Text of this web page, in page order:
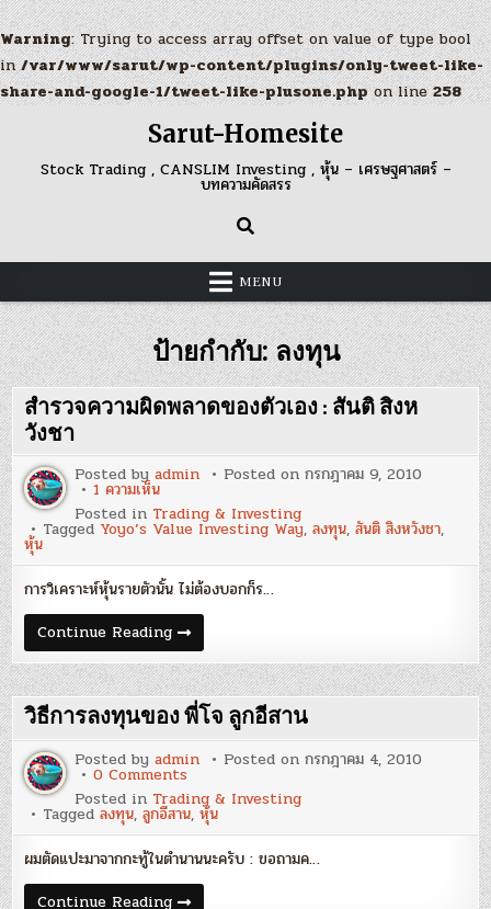
Warning: Trying to access array offset on value of type bool
in/var/www/sarut/wp-content/plugins/only-tweet-like-
share-and-google-1/tweet-like-plusone.phpon line258
content
Sarut-Homesite
Stock Trading , CANSLIM Investing , หุ้น – เศรษฐศาสตร์ –
บทความคัดสรร
MENU
ป้ายกำกับ:ลงทุน
สำรวจความผิดพลาดของตัวเอง : สันติ สิงห
วังชา
Posted byadmin Posted onกรกฎาคม 9, 2010
1 ความเห็นบน
สำรวจ
ความ
ผิด
ของ
ตัว
เอง
:
สันติ
สิงห
วังชา
Posted in Trading & Investing
Tagged Yoyo’s Value Investing Way,ลงทุน,สันติ สิงหวังชา,
หุ้น
การวิเคราะห์หุ้นรายตัวนั้น ไม่ต้องบอกก็ร…
Continue Readingสำรวจ
ความ
ผิด
พลาด
ของ
ตัว
เอง
:
สันติ
สิงห
วังชา
วิธีการลงทุนของ พี่โจ ลูกอีสาน
Posted byadmin Posted onกรกฎาคม 4, 2010
0 Comments
วิธี
การ
ลงทุน
ของ
พี่
โจ
ลูก
อีสาน
Posted in Trading & Investing
Taggedลงทุน,ลูกอีสาน,หุ้น
ผมตัดแปะมาจากกะทู้ในตำนานนะครับ : ขอถามค…
Continue Readingวิธี